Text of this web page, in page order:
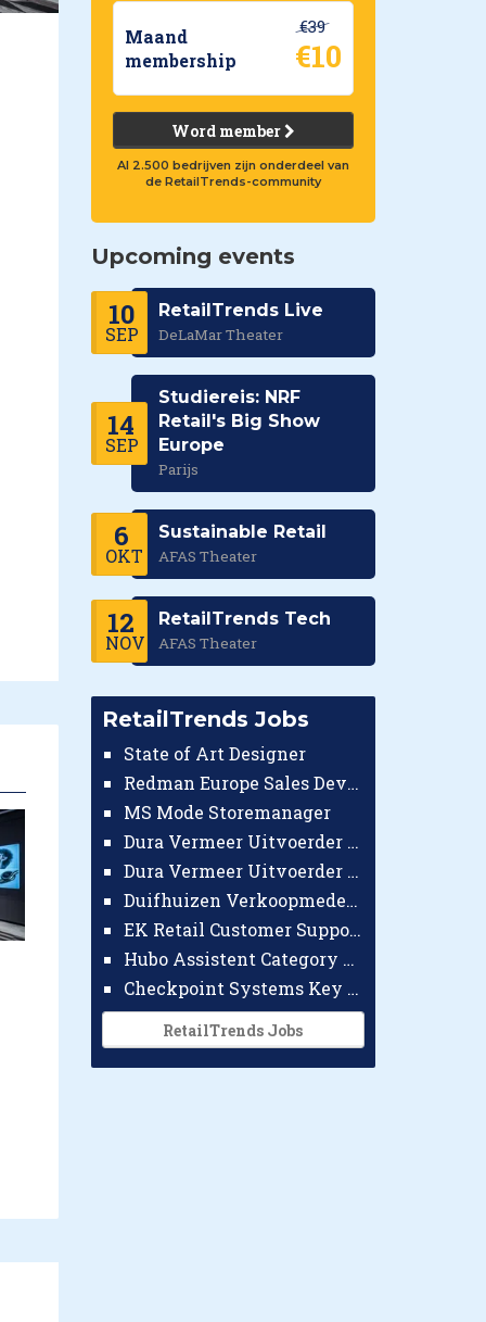
Maand
membership
€39
€10
Word member
Al 2.500 bedrijven zijn onderdeel van
de RetailTrends-community
Upcoming events
10
SEP
RetailTrends Live
DeLaMar Theater
14
SEP
Studiereis: NRF
Retail's Big Show
Europe
Parijs
6
OKT
Sustainable Retail
AFAS Theater
12
NOV
RetailTrends Tech
AFAS Theater
RetailTrends Jobs
State of Art Designer
Redman Europe Sales Developer (Europe)
MS Mode Storemanager
Dura Vermeer Uitvoerder GWW Amsterdam
Dura Vermeer Uitvoerder Civiel Nijmegen
Duifhuizen Verkoopmedewerker Ridderkerk
EK Retail Customer Support Omnichannel
Hubo Assistent Category Manager
Checkpoint Systems Key Accountmanager Benelux
RetailTrends Jobs